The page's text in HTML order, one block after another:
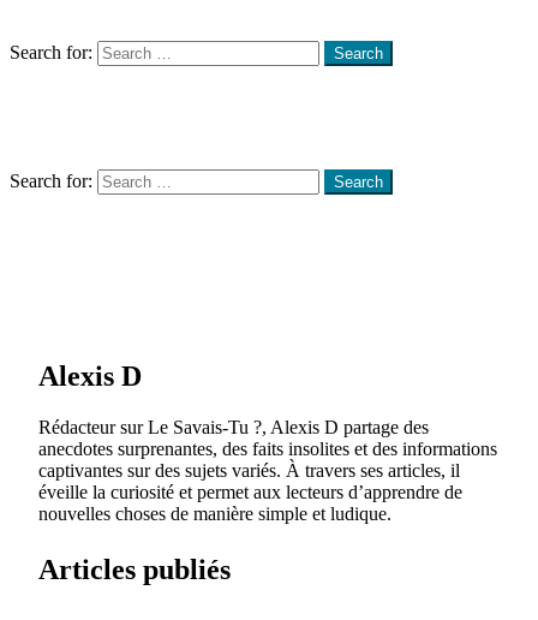
Search for:
Search
Search for:
Search
Alexis D
Rédacteur sur Le Savais-Tu ?, Alexis D partage des
anecdotes surprenantes, des faits insolites et des informations
captivantes sur des sujets variés. À travers ses articles, il
éveille la curiosité et permet aux lecteurs d’apprendre de
nouvelles choses de manière simple et ludique.
Articles publiés